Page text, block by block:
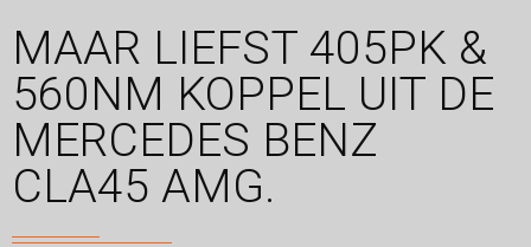
MAAR LIEFST 405PK &
560NM KOPPEL UIT DE
MERCEDES BENZ
CLA45 AMG.